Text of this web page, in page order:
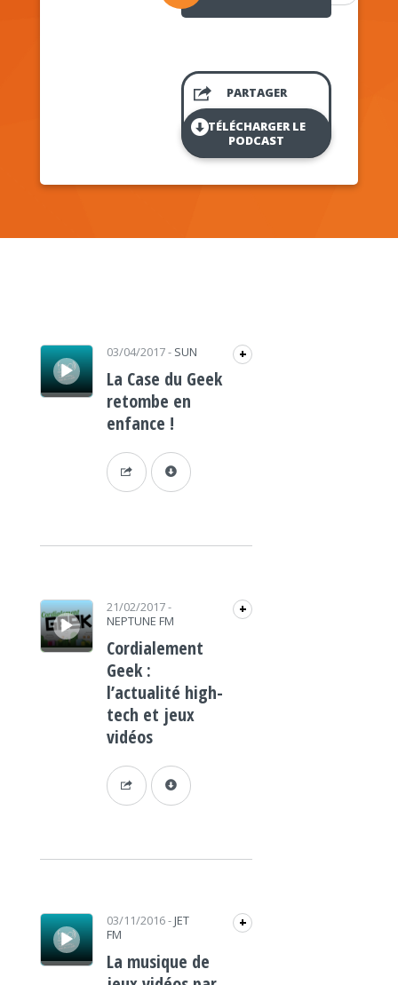
PARTAGER
TÉLÉCHARGER LE
PODCAST
Lecteur audio 03/04/2017- SUN +
La Case du Geek
retombe en
enfance !
Lecteur audio 21/02/2017-
NEPTUNE FM
+
Cordialement
Geek :
l’actualité high-
tech et jeux
vidéos
Lecteur audio 03/11/2016- JET
FM
+
La musique de